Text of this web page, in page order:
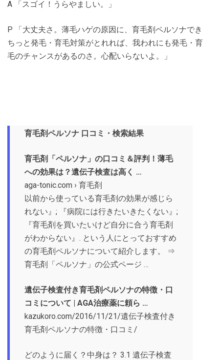
A 「スゴイ！うらやましい。」
P 「大丈夫さ。薄毛ハゲの原因に、育毛剤ペルソナでき
ちっと発毛・育毛対策がとれれば、我われにも発毛・育
毛のチャンスがあるのさ。心配いらないよ。」
育毛剤ペルソナ 口コミ・検索結果
育毛剤「ペルソナ」の口コミ＆評判！薄毛
への効果は？遺伝子検査は高く …
aga-tonic.com › 育毛剤
以前から使っている育毛剤の効果が感じら
れない』; 『病院には行きたいきたくない』;
『育毛剤を買いたいけど自分に合う育毛剤
がわからない』. という人にとっておすすめ
の育毛剤ペルソナについて紹介します。 ⇒
育毛剤「ペルソナ」の公式ページ …
遺伝子検査付き育毛剤ペルソナの特徴・口
コミについて | AGA治療薬に頼ら …
kazukoro.com/2016/11/21/遺伝子検査付き
育毛剤ペルソナの特徴・口コミ/
どのように届く？中身は？ 3.1 遺伝子検査